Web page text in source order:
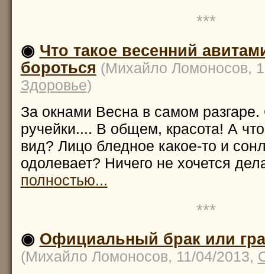
***
◉ Что такое весенний
бороться (Михайло Ломоносов,
Здоровье)
За окнами Весна в самом
ручейки.... В общем, красота! А
вид? Лицо бледное какое-то и
одолевает? Ничего не хочется
полностью...
***
◉ Официальный брак или
(Михайло Ломоносов, 11/04/2013,